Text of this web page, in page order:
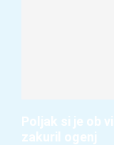
Poljak si je ob
zakuril ogenj